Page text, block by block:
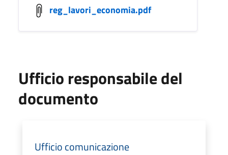
reg_lavori_economia.pdf
Ufficio responsabile del
documento
Ufficio comunicazione